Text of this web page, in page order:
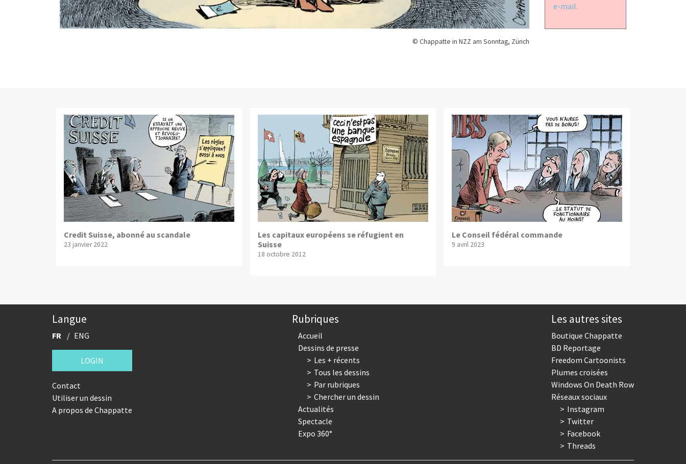
© Chappatte in NZZ am Sonntag, Zürich
e-mail.
Credit Suisse, abonné au scandale
23 janvier 2022
Les capitaux européens se réfugient en
Suisse
18 octobre 2012
Le Conseil fédéral commande
9 avril 2023
Langue
FR ENG
LOGIN
Contact
Utiliser un dessin
A propos de Chappatte
Rubriques
Accueil
Dessins de presse
Les + récents
Tous les dessins
Par rubriques
Chercher un dessin
Actualités
Spectacle
Expo 360°
Les autres sites
Boutique Chappatte
BD Reportage
Freedom Cartoonists
Plumes croisées
Windows On Death Row
Réseaux sociaux
Instagram
Twitter
Facebook
Threads